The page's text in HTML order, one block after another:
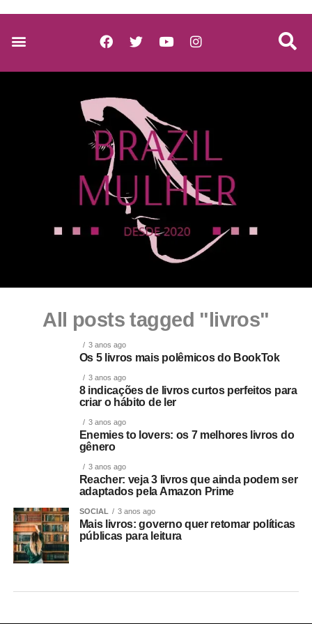
All posts tagged "livros"
3 anos ago
Os 5 livros mais polêmicos do BookTok
3 anos ago
8 indicações de livros curtos perfeitos para
criar o hábito de ler
3 anos ago
Enemies to lovers: os 7 melhores livros do
gênero
3 anos ago
Reacher: veja 3 livros que ainda podem ser
adaptados pela Amazon Prime
SOCIAL 3 anos ago
Mais livros: governo quer retomar políticas
públicas para leitura